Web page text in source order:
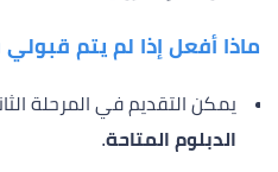
ماذا أفعل إذا لم يتم
يمكن التقديم في المرحلة
الدبلوم المتاحة.